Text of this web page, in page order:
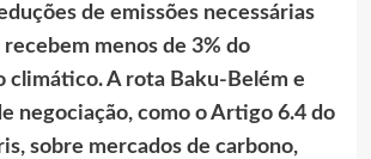
de emissões necessárias
menos de 3% do
climático. A rota Baku-Belém e
negociação, como o Artigo 6.4 do
sobre mercados de carbono,